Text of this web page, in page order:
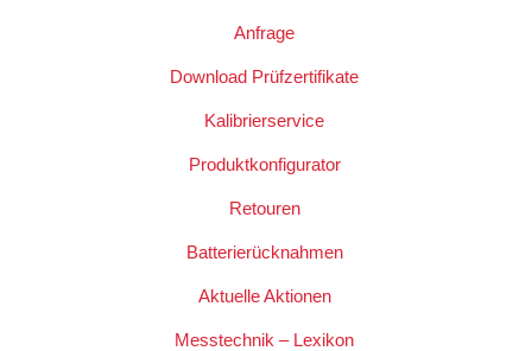
Anfrage
Download Prüfzertifikate
Kalibrierservice
Produktkonfigurator
Retouren
Batterierücknahmen
Aktuelle Aktionen
Messtechnik – Lexikon